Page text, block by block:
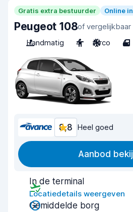
Gratis extra bestuurder Online
Peugeot 108of
Handmatig
4 Airco 4
8,8 Heel goed
Aanbod
In de terminal
Locatiedetails weergeven
Gemiddelde borg